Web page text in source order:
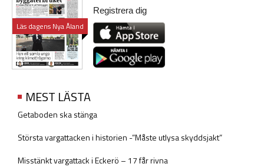
Läs dagens Nya Åland
Registrera dig
MEST LÄSTA
Getaboden ska stänga
Största vargattacken i historien -”Måste utlysa skyddsjakt”
Misstänkt vargattack i Eckerö – 17 får rivna